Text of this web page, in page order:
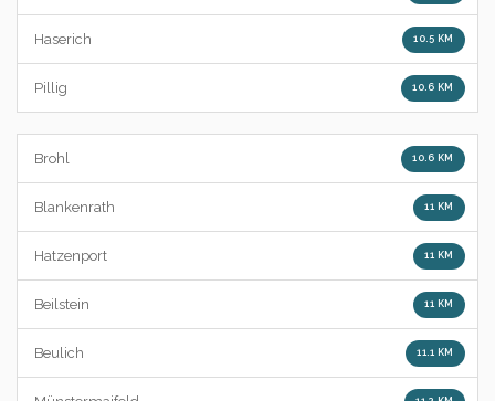
Haserich 10.5 KM
Pillig 10.6 KM
Brohl 10.6 KM
Blankenrath 11 KM
Hatzenport 11 KM
Beilstein 11 KM
Beulich 11.1 KM